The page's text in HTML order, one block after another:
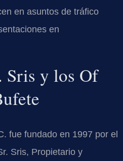
en asuntos de tráfico
en
Sris y los Of
fue fundado en 1997 por el
Sris, Propietario y